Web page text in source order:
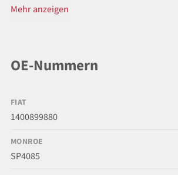
Mehr anzeigen
OE-Nummern
FIAT
1400899880
MONROE
SP4085